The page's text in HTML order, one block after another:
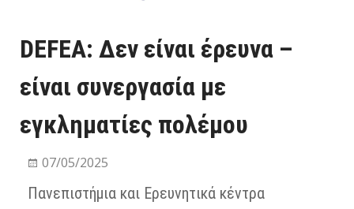
DEFEA: Δεν είναι έρευνα –
είναι συνεργασία με
εγκληματίες πολέμου
07/05/2025
Πανεπιστήμια και Ερευνητικά κέντρα